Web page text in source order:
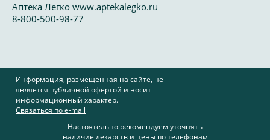
Аптека Легко www.aptekalegko.ru
8-800-500-98-77
Информация, размещенная на сайте, не
является публичной офертой и носит
информационный характер.
Связаться по e-mail
Настоятельно рекомендуем уточнять
наличие лекарств и цены по телефонам